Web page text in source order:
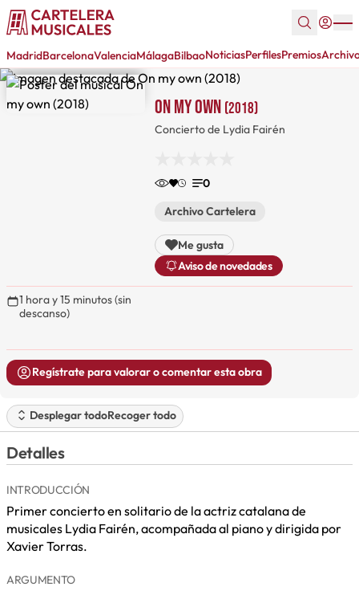
MadridBarcelonaValenciaMálagaBilbaoNoticiasPerfilesPremios
On my own (2018)
Concierto de Lydia Fairén
0
Archivo Cartelera
Me gusta
Aviso de novedades
1 hora y 15 minutos (sin
descanso)
Regístrate para valorar o comentar esta obra
Desplegar todoRecoger todo
Detalles
INTRODUCCIÓN
Primer concierto en solitario de la actriz catalana de
musicales Lydia Fairén, acompañada al piano y dirigida por
Xavier Torras.
ARGUMENTO